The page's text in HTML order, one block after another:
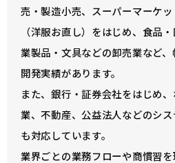
売・製造小売、スーパーマーケ
（洋服お直し）をはじめ、食品
業製品・文具などの卸売業など
開発実績があります。
また、銀行・証券会社をはじめ
業、不動産、公益法人などのシ
も対応しています。
業界ごとの業務フローや商慣習